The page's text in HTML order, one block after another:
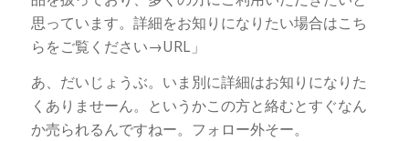
思っています。詳細をお知りになりたい場合はこち
らをご覧ください→URL」
あ、だいじょうぶ。いま別に詳細はお知りになりた
くありませーん。というかこの方と絡むとすぐなん
か売られるんですねー。フォロー外そー。